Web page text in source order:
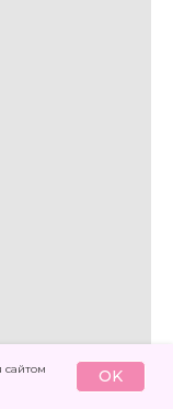
сайтом
OK